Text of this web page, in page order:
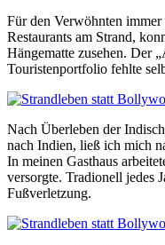
Für den Verwöhnten
Restaurants am Strand,
Hängematte zusehen. Der
Touristenportfolio fehlte
Nach Überleben der
nach Indien, ließ ich mich
In meinen Gasthaus
versorgte. Tradionell jedes
Fußverletzung.